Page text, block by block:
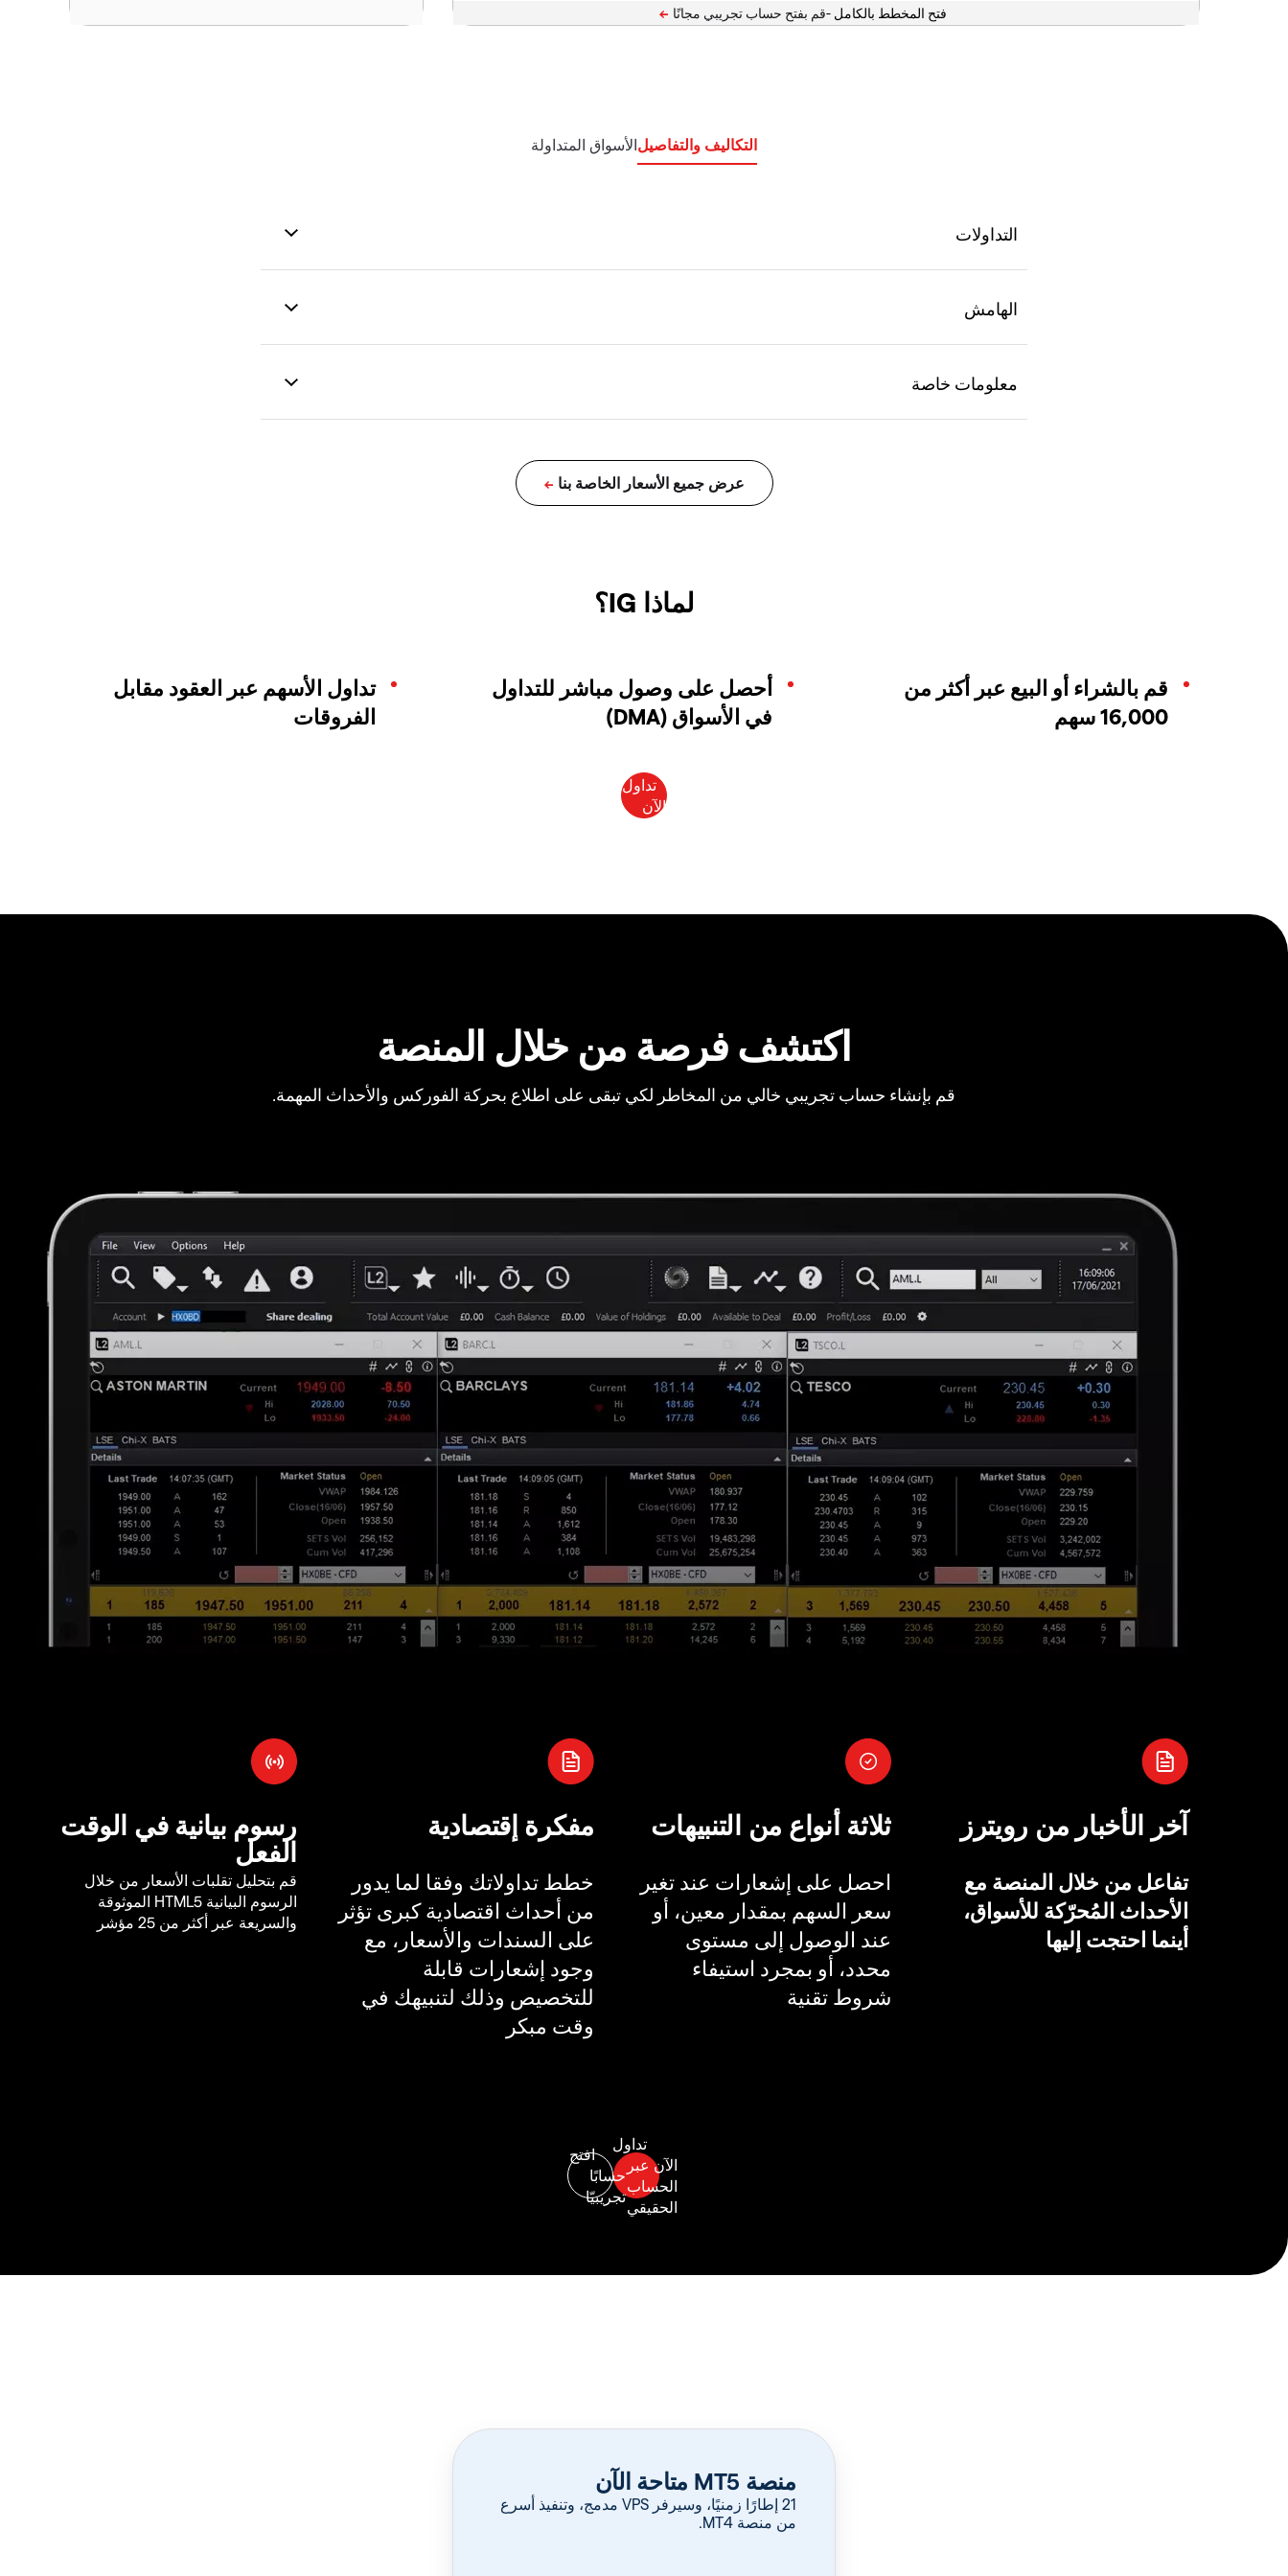
فتح المخطط بالكامل -
التكاليف والتفاصيلالأسواق المتداولة
لماذا IG؟
قم بالشراء أو البيع عبر أكثر من
16,000 سهم
أحصل على وصول مباشر للتداول
في الأسواق (DMA)
تداول الأسهم عبر العقود مقابل
الفروقات
اكتشف فرصة من خلال المنصة
قم بإنشاء حساب تجريبي خالي من المخاطر لكي تبقى على اطلاع بحركة الفوركس والأحداث المهمة.
آخر الأخبار من رويترز
تفاعل من خلال المنصة مع
الأحداث المُحرّكة للأسواق،
أينما احتجت إليها
ثلاثة أنواع من التنبيهات
احصل على إشعارات عند تغير
سعر السهم بمقدار معين، أو
عند الوصول إلى مستوى
محدد، أو بمجرد استيفاء
شروط تقنية
مفكرة إقتصادية
خطط تداولاتك وفقا لما يدور
من أحداث اقتصادية كبرى تؤثر
على السندات والأسعار، مع
وجود إشعارات قابلة
للتخصيص وذلك لتنبيهك في
وقت مبكر
رسوم بيانية في الوقت
الفعل
قم بتحليل تقلبات الأسعار من خلال
الرسوم البيانية HTML5 الموثوقة
والسريعة عبر أكثر من 25 مؤشر
منصة MT5 متاحة الآن
‏21 إطارًا زمنيًا، وسيرفر VPS مدمج، وتنفيذ أسرع
من منصة MT4.